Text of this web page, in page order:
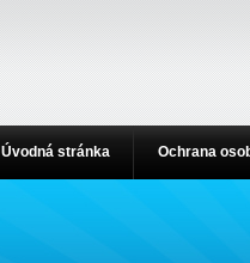
Úvodná stránka Ochrana